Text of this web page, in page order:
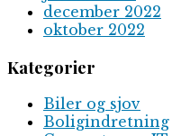
december 2022
oktober 2022
Kategorier
Biler og sjov
Boligindretning